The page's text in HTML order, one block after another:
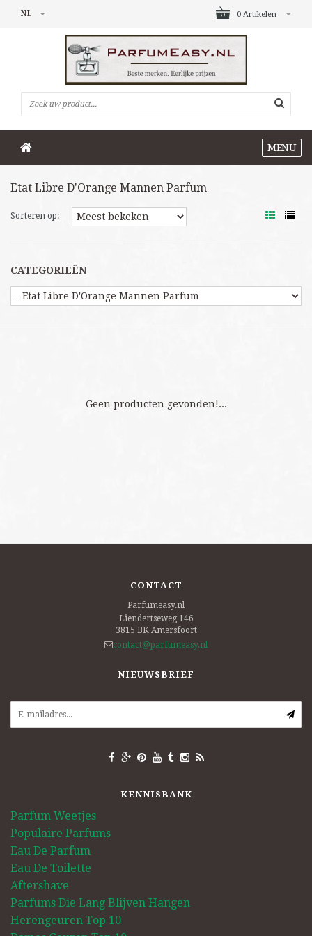
0 Artikelen
NL
MENU
Etat Libre D'Orange Mannen Parfum
Sorteren op:
CATEGORIEËN
Geen producten gevonden!...
CONTACT
Parfumeasy.nl
Liendertseweg 146
3815 BK Amersfoort
contact@parfumeasy.nl
NIEUWSBRIEF
KENNISBANK
Parfum Weetjes
Populaire Parfums
Eau De Parfum
Eau De Toilette
Aftershave
Parfums Die Lang Blijven Hangen
Herengeuren Top 10